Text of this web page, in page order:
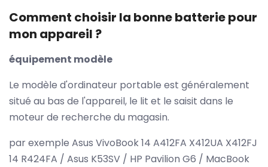
Comment choisir la bonne batterie pour
mon appareil ?
équipement modèle
Le modèle d'ordinateur portable est généralement
situé au bas de l'appareil, le lit et le saisit dans le
moteur de recherche du magasin.
par exemple Asus VivoBook 14 A412FA X412UA X412FJ
14 R424FA / Asus K53SV / HP Pavilion G6 / MacBook